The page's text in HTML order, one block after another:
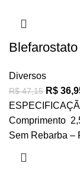
Diversos
R$47,15 R$
Comprimento
Sem Rebarba –